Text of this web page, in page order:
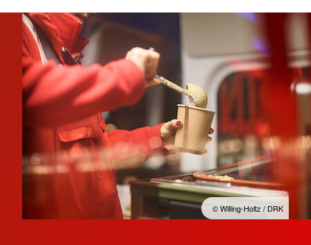
© Willing-Holtz / DRK